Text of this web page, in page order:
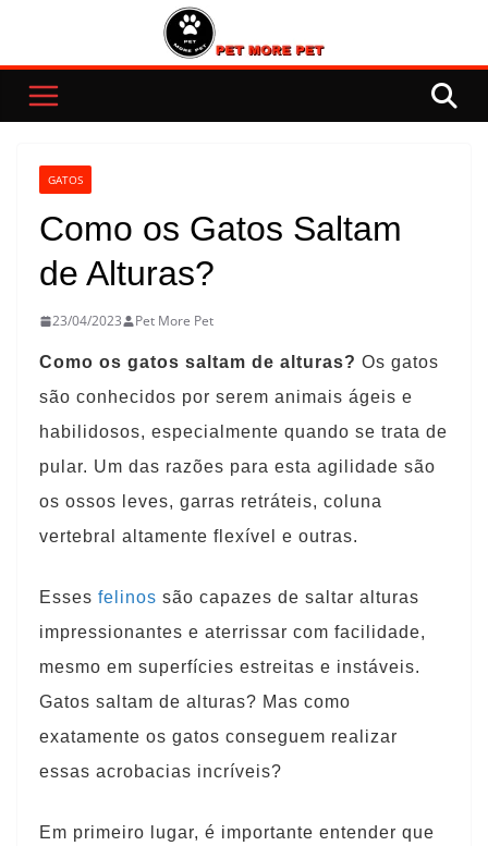
o
conteúdo
GATOS
Como os Gatos Saltam
de Alturas?
23/04/2023 Pet More Pet
Como os gatos saltam de alturas? Os gatos
são conhecidos por serem animais ágeis e
habilidosos, especialmente quando se trata de
pular. Um das razões para esta agilidade são
os ossos leves, garras retráteis, coluna
vertebral altamente flexível e outras.
Esses felinos são capazes de saltar alturas
impressionantes e aterrissar com facilidade,
mesmo em superfícies estreitas e instáveis.
Gatos saltam de alturas? Mas como
exatamente os gatos conseguem realizar
essas acrobacias incríveis?
Em primeiro lugar, é importante entender que